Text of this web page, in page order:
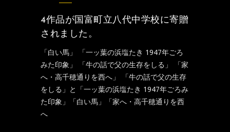
4作品が国富町立八代中学校に寄贈
されました。
「白い馬」 「一ッ葉の浜塩たき 1947年ごろ
みた印象」 「牛の話で父の生存をしる」 「家
へ・高千穂通りを西へ」 「牛の話で父の生存
をしる」と「一ッ葉の浜塩たき 1947年ごろみ
た印象」「白い馬」「家へ・高千穂通りを西
へ